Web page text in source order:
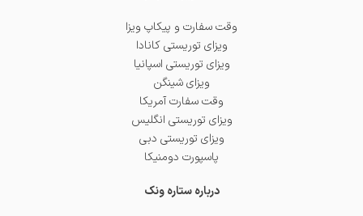
وقت سفارت و پیکاپ ویزا
ویزای توریستی کانادا
ویزای توریستی اسپانیا
ویزای شینگن
وقت سفارت آمریکا
ویزای توریستی انگلیس
ویزای توریستی دبی
پاسپورت دومنیکا
درباره ستاره ونک